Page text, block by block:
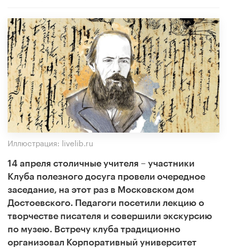
Иллюстрация: livelib.ru
14 апреля столичные учителя – участники
Клуба полезного досуга провели очередное
заседание, на этот раз в Московском дом
Достоевского. Педагоги посетили лекцию о
творчестве писателя и совершили экскурсию
по музею. Встречу клуба традиционно
организовал Корпоративный университет